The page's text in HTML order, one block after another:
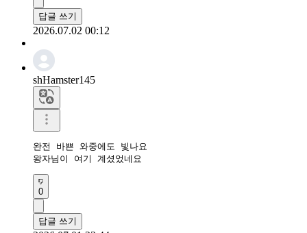
답글 쓰기
2026.07.02 00:12
shHamster145
완전 바쁜 와중에도 빛나요
왕자님이 여기 계셨었네요
0
답글 쓰기